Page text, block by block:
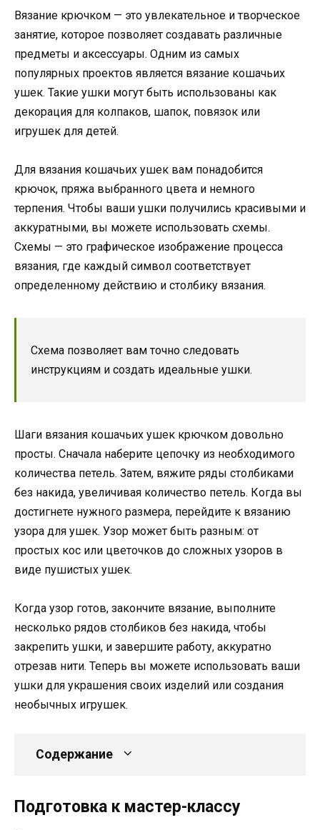
Вязание крючком — это увлекательное и творческое
занятие, которое позволяет создавать различные
предметы и аксессуары. Одним из самых
популярных проектов является вязание кошачьих
ушек. Такие ушки могут быть использованы как
декорация для колпаков, шапок, повязок или
игрушек для детей.
Для вязания кошачьих ушек вам понадобится
крючок, пряжа выбранного цвета и немного
терпения. Чтобы ваши ушки получились красивыми и
аккуратными, вы можете использовать схемы.
Схемы — это графическое изображение процесса
вязания, где каждый символ соответствует
определенному действию и столбику вязания.
Схема позволяет вам точно следовать
инструкциям и создать идеальные ушки.
Шаги вязания кошачьих ушек крючком довольно
просты. Сначала наберите цепочку из необходимого
количества петель. Затем, вяжите ряды столбиками
без накида, увеличивая количество петель. Когда вы
достигнете нужного размера, перейдите к вязанию
узора для ушек. Узор может быть разным: от
простых кос или цветочков до сложных узоров в
виде пушистых ушек.
Когда узор готов, закончите вязание, выполните
несколько рядов столбиков без накида, чтобы
закрепить ушки, и завершите работу, аккуратно
отрезав нити. Теперь вы можете использовать ваши
ушки для украшения своих изделий или создания
необычных игрушек.
Содержание
Подготовка к мастер-классу